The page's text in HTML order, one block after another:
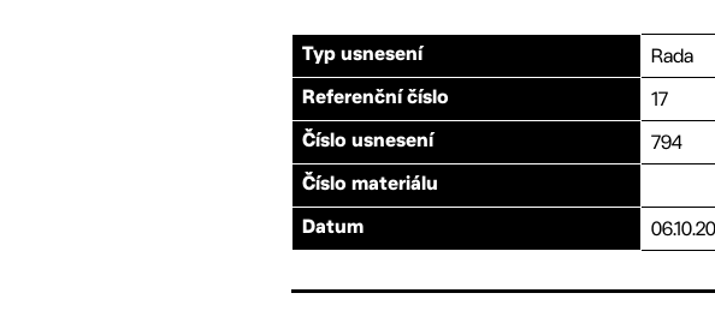
Typ usnesení Rada
Referenční číslo 17
Číslo usnesení 794
Číslo materiálu
Datum